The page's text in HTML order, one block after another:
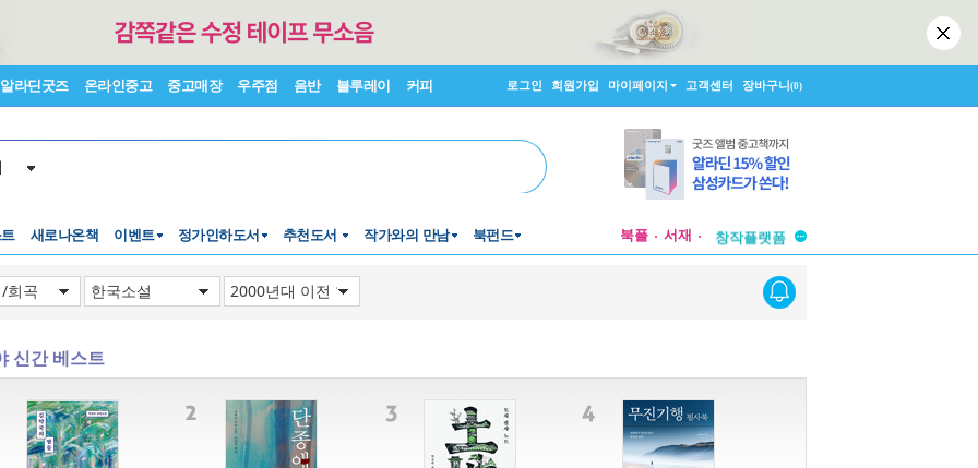
알라딘굿즈 온라인중고 중고매장 우주점 음반 블루레이 커피 로그인 회원가입 마이페이지 고객센터 장바구니(0)
새로나온책 이벤트 정가인하도서 추천도서 작가와의 만남 북펀드 북플 서재
창작플랫폼
신간 베스트